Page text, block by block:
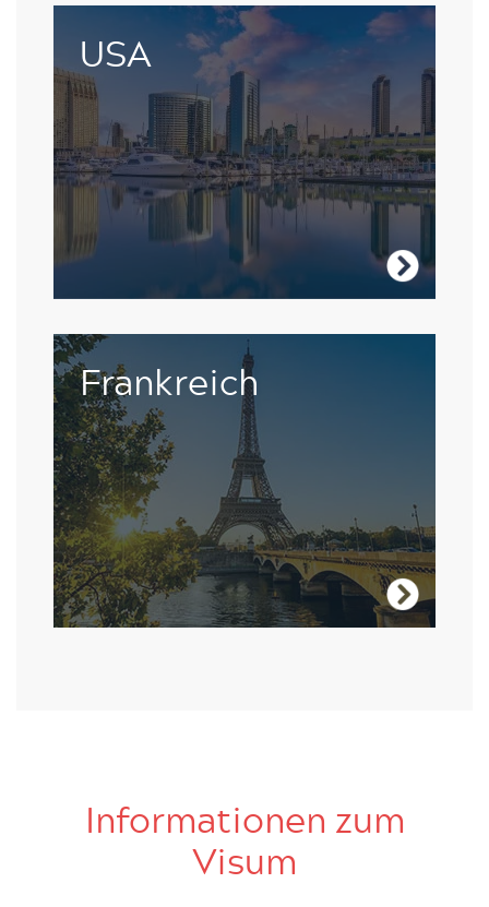
USA
Es gibt keinen besseren Orten, um seine
Sprachkünste zu verfeinern als in einem
Land voll von einzigartigen Kulturen.
Frankreich
Im Herzen Frankreichs Französisch zu
lernen, ist genau der richtige Ort für eine
Sprachreise.
Besuche Frankreich
Informationen zum
Visum